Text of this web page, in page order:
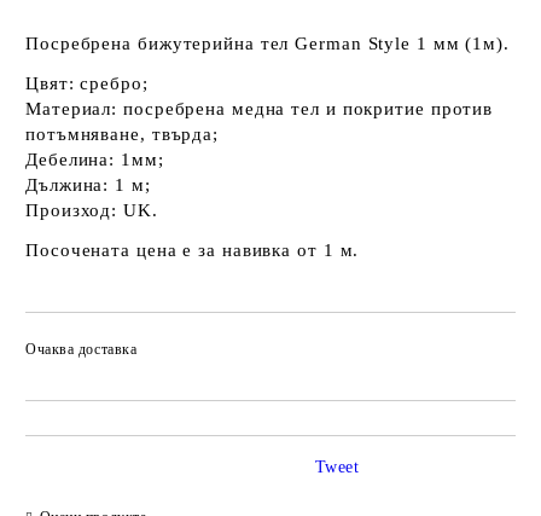
Посребрена бижутерийна тел German Style 1 мм (1м).
Цвят: сребро;
Материал: посребрена медна тел и покритие против
потъмняване, твърда;
Дебелина: 1мм;
Дължина: 1 м;
Произход: UK.
Посочената цена е за навивка от 1 м.
Очаква доставка
Tweet